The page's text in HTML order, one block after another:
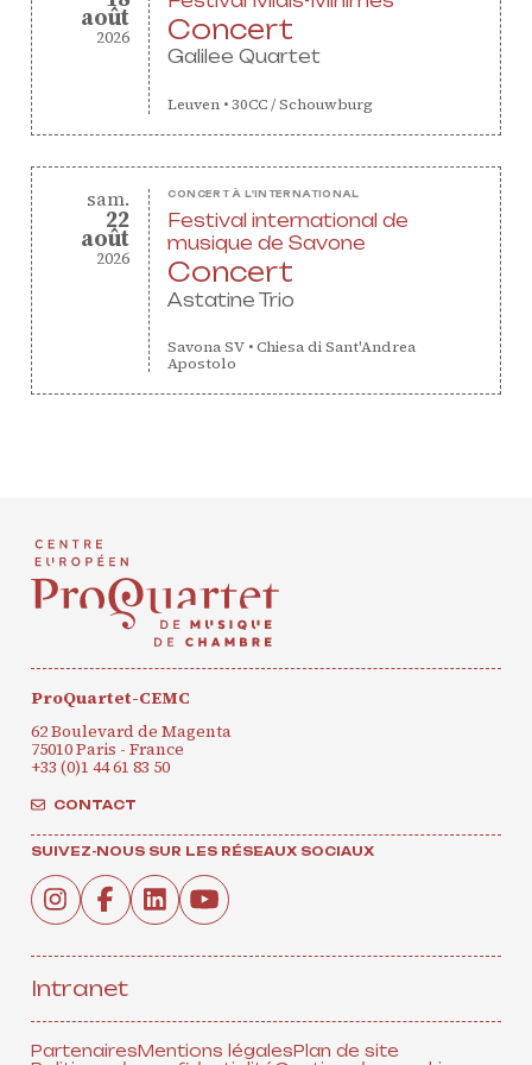
août
août
2026 Concert
Galilee Quartet
Leuven •30CC / Schouwburg
samedi
sam.
22
août
août
2026
CONCERT À L'INTERNATIONAL
Festival international de
musique de Savone
Concert
Astatine Trio
Savona SV •Chiesa di Sant'Andrea
Apostolo
ProQuartet-CEMC
62 Boulevard de Magenta
75010 Paris - France
+33 (0)1 44 61 83 50
CONTACT
SUIVEZ-NOUS SUR LES RÉSEAUX SOCIAUX
Intranet
PartenairesMentions légalesPlan de site